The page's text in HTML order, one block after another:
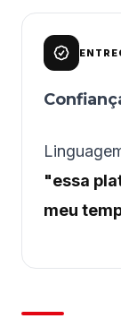
"essa
meu